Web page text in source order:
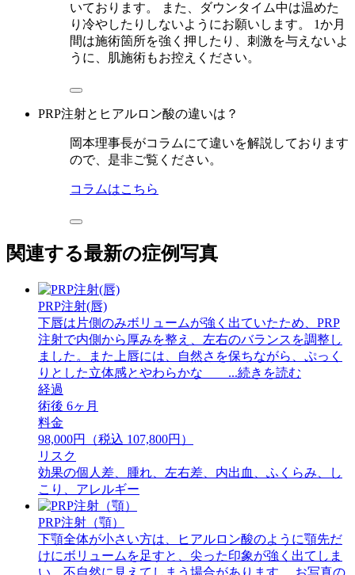
いております。 また、ダウンタイム中は温めた
り冷やしたりしないようにお願いします。 1か月
間は施術箇所を強く押したり、刺激を与えないよ
うに、肌施術もお控えください。
PRP注射とヒアルロン酸の違いは？
岡本理事長がコラムにて違いを解説しております
ので、是非ご覧ください。
コラムはこちら
関連する最新の症例写真
PRP注射(唇)
下唇は片側のみボリュームが強く出ていたため、PRP
注射で内側から厚みを整え、左右のバランスを調整し
ました。また上唇には、自然さを保ちながら、ぷっく
りとした立体感とやわらかな ...続きを読む
経過
術後 6ヶ月
料金
98,000円（税込 107,800円）
リスク
効果の個人差、腫れ、左右差、内出血、ふくらみ、し
こり、アレルギー
PRP注射（顎）
下顎全体が小さい方は、ヒアルロン酸のように顎先だ
けにボリュームを足すと、尖った印象が強く出てしま